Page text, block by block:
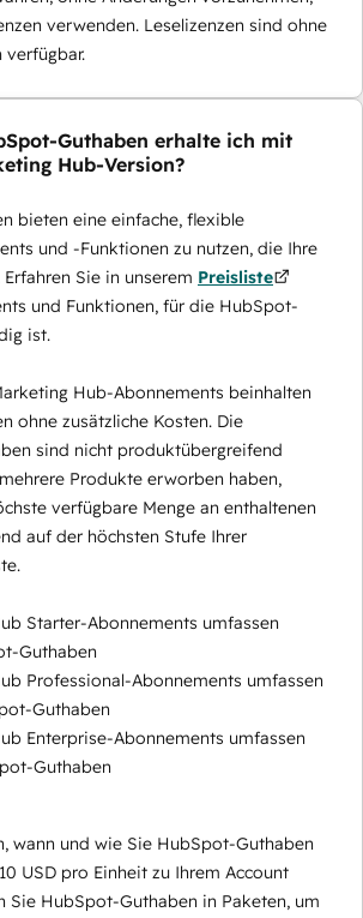
verwenden. Leselizenzen sind ohne
verfügbar.
Guthaben erhalte ich mit
Hub-Version?
bieten eine einfache, flexible
und -Funktionen zu nutzen, die Ihre
Sie in unserem Preisliste
und Funktionen, für die HubSpot-
ist.
Hub-Abonnements beinhalten
ohne zusätzliche Kosten. Die
sind nicht produktübergreifend
Produkte erworben haben,
verfügbare Menge an enthaltenen
auf der höchsten Stufe Ihrer
Starter-Abonnements umfassen
Guthaben
Professional-Abonnements umfassen
Guthaben
Enterprise-Abonnements umfassen
Guthaben
wann und wie Sie HubSpot-Guthaben
USD pro Einheit zu Ihrem Account
Sie HubSpot-Guthaben in Paketen, um